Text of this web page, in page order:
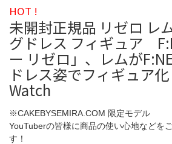
HOT !
未開封正規品 リゼロ レ
グドレス フィギュア
ー リゼロ」、レムが
ドレス姿でフィギュア化
Watch
※CAKEBYSEMIRA.COM 限定モデル
YouTuberの皆様に商品の使い心地などを
す！